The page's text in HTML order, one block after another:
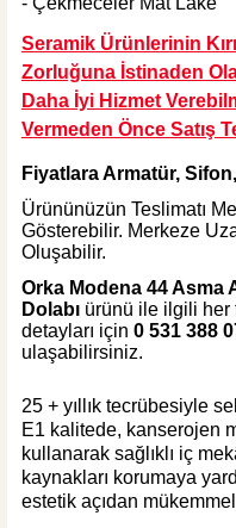
Hansgrohe
Hansgrohe Logis 100
16.666,80 TL %40
10.000,08 TL
Sepete Ekle
Hansgrohe
2.714,40 TL %40
Seramik Ürünlerinin
Zorluğuna İstinaden
Daha İyi Hizmet
Vermeden Önce Satış
Fiyatlara Armatür,
Ürününüzün Teslimatı
Gösterebilir. Merkeze
Oluşabilir.
Orka Modena 44 Asma
Dolabı ürünü ile ilgili her
detayları için 0 531 388
ulaşabilirsiniz.
25 + yıllık tecrübesiyle
E1 kalitede, kanserojen
kullanarak sağlıklı iç
kaynakları korumaya
estetik açıdan